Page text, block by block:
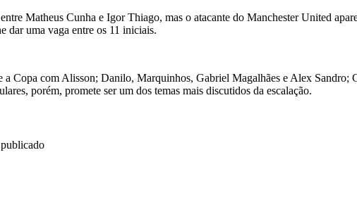
Matheus Cunha e Igor Thiago, mas o atacante do Manchester United
dar uma vaga entre os 11 iniciais.
a Copa com Alisson; Danilo, Marquinhos, Gabriel Magalhães e Alex
porém, promete ser um dos temas mais discutidos da escalação.